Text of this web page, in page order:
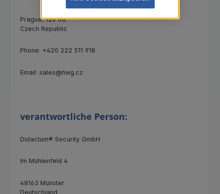
Prague, 120 00
Czech Republic
Phone: +420 222 511 918
Email: sales@hwg.cz
verantwortliche Person:
Didactum® Security GmbH
Im Mühlenfeld 4
48163 Münster
Deutschland